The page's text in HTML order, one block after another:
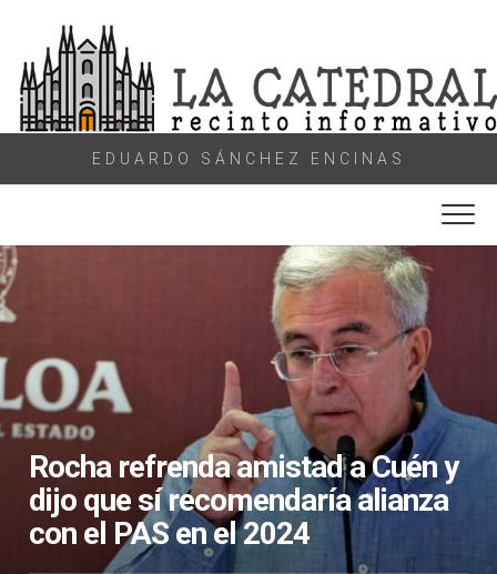
content
EDUARDO SÁNCHEZ ENCINAS
Rocha refrenda amistad a Cuén y
dijo que sí recomendaría alianza
con el PAS en el 2024